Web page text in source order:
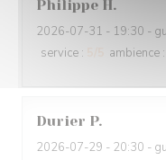
Philippe H
2026-07-31 - 19:30 -
service : ambience :
Durier P
2026-07-29 - 20:30 -